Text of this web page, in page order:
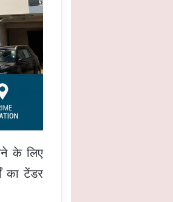
के लिए
का टेंडर